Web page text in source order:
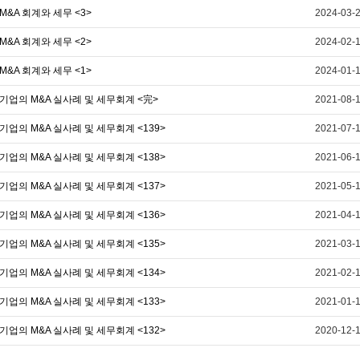
M&A 회계와 세무 <3> 2024-03-
M&A 회계와 세무 <2> 2024-02-
M&A 회계와 세무 <1> 2024-01-
기업의 M&A 실사례 및 세무회계 <完> 2021-08-
기업의 M&A 실사례 및 세무회계 <139> 2021-07-
기업의 M&A 실사례 및 세무회계 <138> 2021-06-
기업의 M&A 실사례 및 세무회계 <137> 2021-05-
기업의 M&A 실사례 및 세무회계 <136> 2021-04-
기업의 M&A 실사례 및 세무회계 <135> 2021-03-
기업의 M&A 실사례 및 세무회계 <134> 2021-02-
기업의 M&A 실사례 및 세무회계 <133> 2021-01-
기업의 M&A 실사례 및 세무회계 <132> 2020-12-